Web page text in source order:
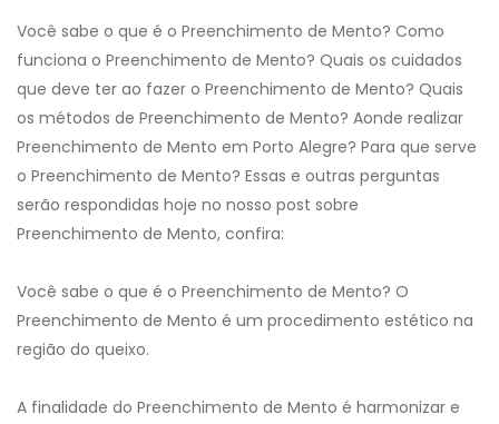
Você sabe o que é o Preenchimento de Mento? Como
funciona o Preenchimento de Mento? Quais os cuidados
que deve ter ao fazer o Preenchimento de Mento? Quais
os métodos de Preenchimento de Mento? Aonde realizar
Preenchimento de Mento em Porto Alegre? Para que serve
o Preenchimento de Mento? Essas e outras perguntas
serão respondidas hoje no nosso post sobre
Preenchimento de Mento, confira:
Você sabe o que é o Preenchimento de Mento? O
Preenchimento de Mento é um procedimento estético na
região do queixo.
A finalidade do Preenchimento de Mento é harmonizar e